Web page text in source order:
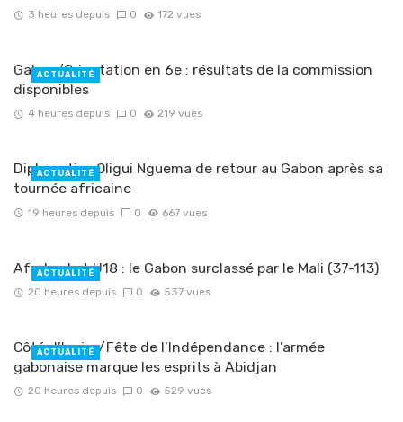
3 heures depuis 0 172 vues
Gabon/Orientation en 6e : résultats de la commission
disponibles
4 heures depuis 0 219 vues
ACTUALITÉ
Diplomatie : Oligui Nguema de retour au Gabon après sa
tournée africaine
19 heures depuis 0 667 vues
ACTUALITÉ
Afrobasket U18 : le Gabon surclassé par le Mali (37-113)
20 heures depuis 0 537 vues
ACTUALITÉ
Côté d’Ivoire/Fête de l’Indépendance : l’armée
gabonaise marque les esprits à Abidjan
20 heures depuis 0 529 vues
ACTUALITÉ